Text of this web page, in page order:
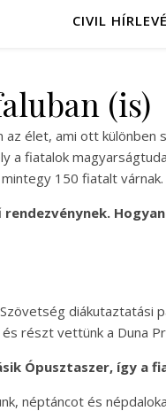
CIVIL
(is)
élet, ami ott különben
a fiatalok
150 fiatalt várnak.
részt vettünk a Duna
Ópusztaszer, így a
néptáncot és